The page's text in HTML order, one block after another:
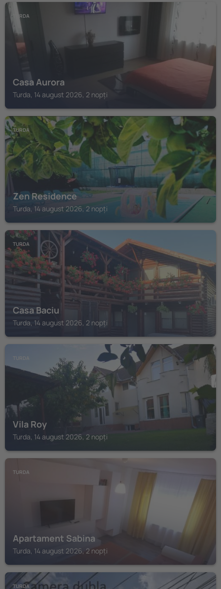
TURDA
Casa Aurora
Turda, 14 august 2026, 2 nopți
TURDA
Zen Residence
Turda, 14 august 2026, 2 nopți
TURDA
Casa Baciu
Turda, 14 august 2026, 2 nopți
TURDA
Vila Roy
Turda, 14 august 2026, 2 nopți
TURDA
Apartament Sabina
Turda, 14 august 2026, 2 nopți
TURDA